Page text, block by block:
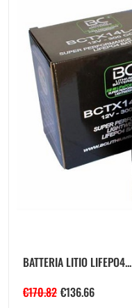
BATTERIA LITIO LIFEPO4...
€170.82 €136.66